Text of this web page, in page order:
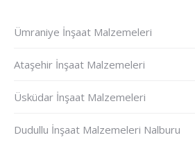
Ümraniye İnşaat Malzemeleri
Ataşehir İnşaat Malzemeleri
Üsküdar İnşaat Malzemeleri
Dudullu İnşaat Malzemeleri Nalburu